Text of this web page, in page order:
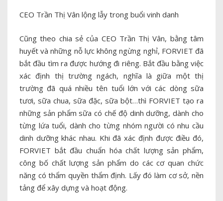
CEO Trần Thị Vân lộng lẫy trong buổi vinh danh
Cũng theo chia sẻ của CEO Trần Thị Vân, bằng tâm
huyết và những nỗ lực không ngừng nghỉ, FORVIET đã
bắt đầu tìm ra được hướng đi riêng. Bắt đầu bằng việc
xác định thị trường ngách, nghĩa là giữa một thị
trường đã quá nhiều tên tuổi lớn với các dòng sữa
tươi, sữa chua, sữa đặc, sữa bột…thì FORVIET tạo ra
những sản phẩm sữa có chế độ dinh dưỡng, dành cho
từng lứa tuổi, dành cho từng nhóm người có nhu cầu
dinh dưỡng khác nhau. Khi đã xác định được điều đó,
FORVIET bắt đầu chuẩn hóa chất lượng sản phẩm,
công bố chất lượng sản phẩm do các cơ quan chức
năng có thẩm quyền thẩm định. Lấy đó làm cơ sở, nền
tảng để xây dựng và hoạt động.